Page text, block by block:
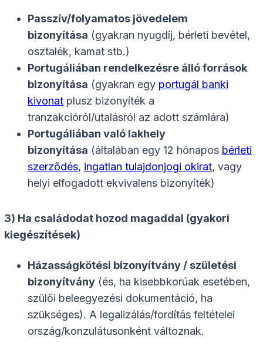
Passzív/folyamatos jövedelem
bizonyítása (gyakran nyugdíj, bérleti bevétel,
osztalék, kamat stb.)
Portugáliában rendelkezésre álló források
bizonyítása (gyakran egy portugál banki
kivonat plusz bizonyíték a
tranzakcióról/utalásról az adott számlára)
Portugáliában való lakhely
bizonyítása (általában egy 12 hónapos bérleti
szerződés, ingatlan tulajdonjogi okirat, vagy
helyi elfogadott ekvivalens bizonyíték)
3) Ha családodat hozod magaddal (gyakori
kiegészítések)
Házasságkötési bizonyítvány / születési
bizonyítvány (és, ha kisebbkorúak esetében,
szülői beleegyezési dokumentáció, ha
szükséges). A legalizálás/fordítás feltételei
ország/konzulátusonként változnak.